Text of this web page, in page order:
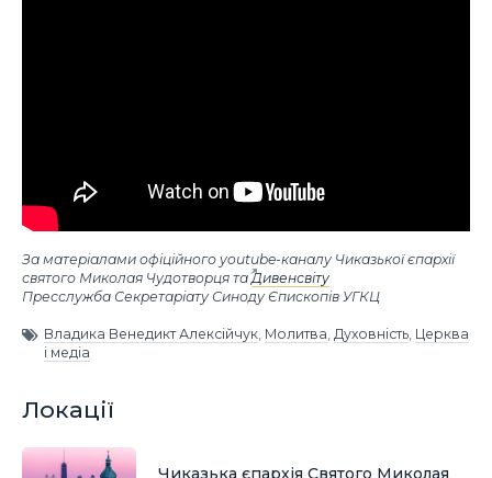
За матеріалами офіційного youtube-каналу Чиказької єпархії
святого Миколая Чудотворця таДивенсвіту
Пресслужба Секретаріату Синоду Єпископів УГКЦ
Владика Венедикт Алексійчук Молитва Духовність Церква
і медіа
Локації
Чиказька єпархія Святого Миколая